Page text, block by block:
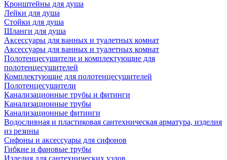
Кронштейны для душа
Лейки для душа
Стойки для душа
Шланги для душа
Аксессуары для ванных и туалетных комнат
Аксессуары для ванных и туалетных комнат
Полотенцесушители и комплектующие для
полотенцесушителей
Комплектующие для полотенцесушителей
Полотенцесушители
Канализационные трубы и фитинги
Канализационные трубы
Канализационные фитинги
Водосливная и пластиковая сантехническая арматура, изделия
из резины
Сифоны и аксессуары для сифонов
Гибкие и фановые трубы
Изделия для сантехнических узлов